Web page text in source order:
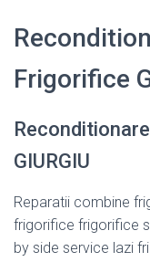
Frigorifice
GIURGIU
Reparatii combine
frigorifice frigorifice
by side service lazi